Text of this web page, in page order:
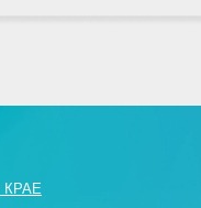
PROSHIN PRODUCTION